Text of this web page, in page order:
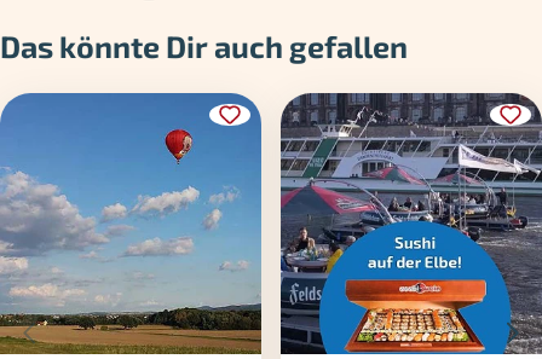
Das könnte Dir auch gefallen